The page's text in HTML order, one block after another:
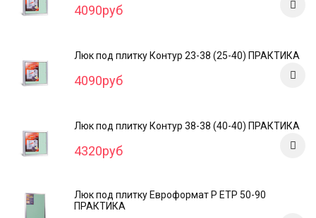
4090руб
Люк под плитку Контур 23-38 (25-40) ПРАКТИКА
4090руб
Люк под плитку Контур 38-38 (40-40) ПРАКТИКА
4320руб
Люк под плитку Евроформат Р ЕТР 50-90
ПРАКТИКА